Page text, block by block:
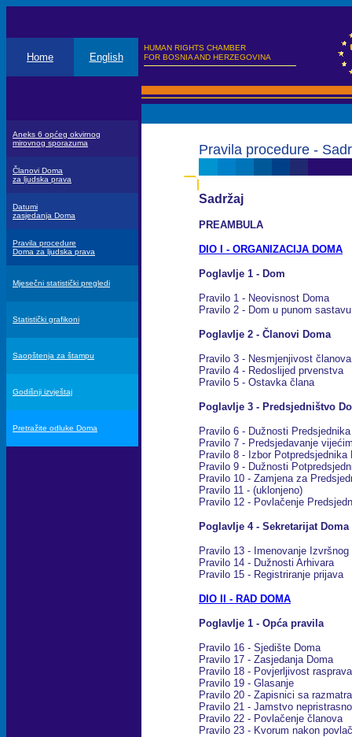
HUMAN RIGHTS CHAMBER
FOR BOSNIA AND HERZEGOVINA
Home English
Aneks 6 općeg okvirnog
mirovnog sporazuma
Članovi Doma
za ljudska prava
Datumi
zasjedanja Doma
Pravila procedure
Doma za ljudska prava
Mjesečni statistički pregledi
Statistički grafikoni
Saopštenja za štampu
Godišnji izvještaj
Pretražite odluke Doma
Pravila procedure -
Sadržaj
PREAMBULA
DIO I - ORGANIZACIJA DOMA
Poglavlje 1 - Dom
Pravilo 1 - Neovisnost Doma
Pravilo 2 - Dom u punom
Poglavlje 2 - Članovi Doma
Pravilo 3 - Nesmjenjivost
Pravilo 4 - Redoslijed prvenstva
Pravilo 5 - Ostavka člana
Poglavlje 3 - Predsjedništvo
Pravilo 6 - Dužnosti
Pravilo 7 - Predsjedavanje
Pravilo 8 - Izbor Potpredsjednika
Pravilo 9 - Dužnosti
Pravilo 10 - Zamjena za
Pravilo 11 - (uklonjeno)
Pravilo 12 - Povlačenje
Poglavlje 4 - Sekretarijat Doma
Pravilo 13 - Imenovanje
Pravilo 14 - Dužnosti Arhivara
Pravilo 15 - Registriranje prijava
DIO II - RAD DOMA
Poglavlje 1 - Opća pravila
Pravilo 16 - Sjedište Doma
Pravilo 17 - Zasjedanja Doma
Pravilo 18 - Povjerljivost rasprava
Pravilo 19 - Glasanje
Pravilo 20 - Zapisnici sa
Pravilo 21 - Jamstvo
Pravilo 22 - Povlačenje članova
Pravilo 23 - Kvorum nakon